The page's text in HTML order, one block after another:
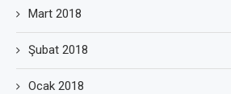
Mart 2018
Şubat 2018
Ocak 2018